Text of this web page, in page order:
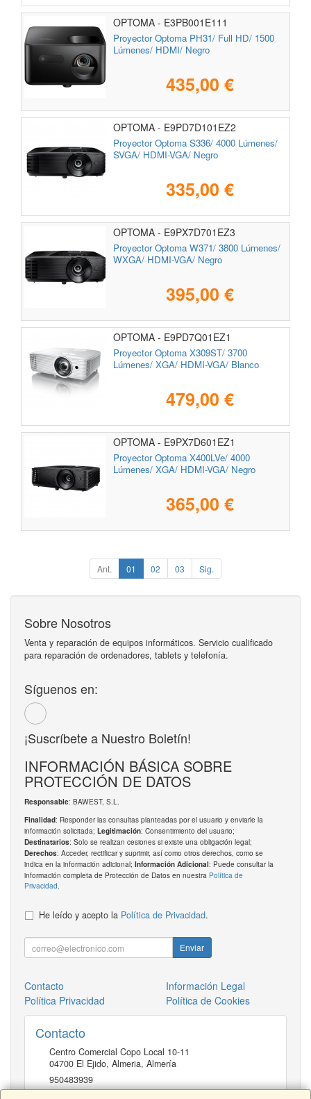
OPTOMA - E3PB001E111
Proyector Optoma PH31/ Full HD/ 1500
Lúmenes/ HDMI/ Negro
435,00 €
OPTOMA - E9PD7D101EZ2
Proyector Optoma S336/ 4000 Lúmenes/
SVGA/ HDMI-VGA/ Negro
335,00 €
OPTOMA - E9PX7D701EZ3
Proyector Optoma W371/ 3800 Lúmenes/
WXGA/ HDMI-VGA/ Negro
395,00 €
OPTOMA - E9PD7Q01EZ1
Proyector Optoma X309ST/ 3700
Lúmenes/ XGA/ HDMI-VGA/ Blanco
479,00 €
OPTOMA - E9PX7D601EZ1
Proyector Optoma X400LVe/ 4000
Lúmenes/ XGA/ HDMI-VGA/ Negro
365,00 €
Ant. 01 02 03 Sig.
Sobre Nosotros
Venta y reparación de equipos informáticos. Servicio cualificado
para reparación de ordenadores, tablets y telefonía.
Síguenos en:
¡Suscríbete a Nuestro Boletín!
INFORMACIÓN BÁSICA SOBRE
PROTECCIÓN DE DATOS
Responsable: BAWEST, S.L.
Finalidad: Responder las consultas planteadas por el usuario y enviarle la
información solicitada; Legitimación: Consentimiento del usuario;
Destinatarios: Solo se realizan cesiones si existe una obligación legal;
Derechos: Acceder, rectificar y suprimir, así como otros derechos, como se
indica en la información adicional; Información Adicional: Puede consultar la
información completa de Protección de Datos en nuestra Política de
Privacidad.
He leído y acepto la Política de Privacidad.
Enviar
Contacto
Información Legal
Política Privacidad
Política de Cookies
Contacto
Centro Comercial Copo Local 10-11
04700 El Ejido, Almeria, Almería
950483939